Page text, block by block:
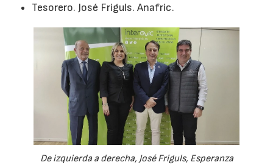
Tesorero. José Friguls. Anafric.
De izquierda a derecha, José Friguls, Esperanza